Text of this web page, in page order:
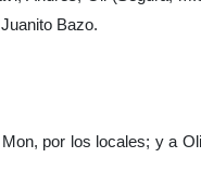
Bazo.
por los locales; y a